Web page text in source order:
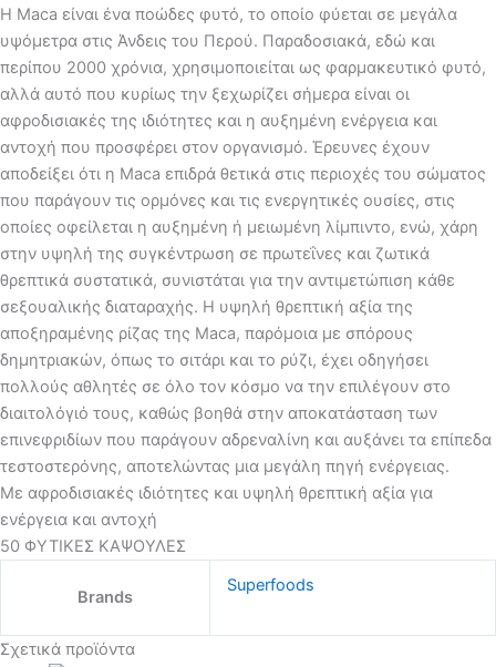
Η Maca είναι ένα ποώδες φυτό, το οποίο φύεται σε μεγάλα
υψόμετρα στις Άνδεις του Περού. Παραδοσιακά, εδώ και
περίπου 2000 χρόνια, χρησιμοποιείται ως φαρμακευτικό φυτό,
αλλά αυτό που κυρίως την ξεχωρίζει σήμερα είναι οι
αφροδισιακές της ιδιότητες και η αυξημένη ενέργεια και
αντοχή που προσφέρει στον οργανισμό. Έρευνες έχουν
αποδείξει ότι η Maca επιδρά θετικά στις περιοχές του σώματος
που παράγουν τις ορμόνες και τις ενεργητικές ουσίες, στις
οποίες οφείλεται η αυξημένη ή μειωμένη λίμπιντο, ενώ, χάρη
στην υψηλή της συγκέντρωση σε πρωτεΐνες και ζωτικά
θρεπτικά συστατικά, συνιστάται για την αντιμετώπιση κάθε
σεξουαλικής διαταραχής. Η υψηλή θρεπτική αξία της
αποξηραμένης ρίζας της Maca, παρόμοια με σπόρους
δημητριακών, όπως το σιτάρι και το ρύζι, έχει οδηγήσει
πολλούς αθλητές σε όλο τον κόσμο να την επιλέγουν στο
διαιτολόγιό τους, καθώς βοηθά στην αποκατάσταση των
επινεφριδίων που παράγουν αδρεναλίνη και αυξάνει τα επίπεδα
τεστοστερόνης, αποτελώντας μια μεγάλη πηγή ενέργειας.
Με αφροδισιακές ιδιότητες και υψηλή θρεπτική αξία για
ενέργεια και αντοχή
50 ΦΥΤΙΚΕΣ ΚΑΨΟΥΛΕΣ
Brands
Superfoods
Σχετικά προϊόντα